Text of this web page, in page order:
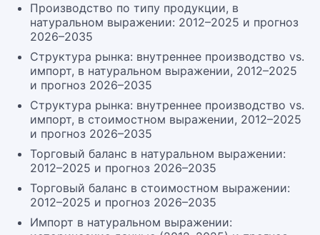
Производство по типу продукции, в
натуральном выражении: 2012–2025 и прогноз
2026–2035
Структура рынка: внутреннее производство vs.
импорт, в натуральном выражении, 2012–2025
и прогноз 2026–2035
Структура рынка: внутреннее производство vs.
импорт, в стоимостном выражении, 2012–2025
и прогноз 2026–2035
Торговый баланс в натуральном выражении:
2012–2025 и прогноз 2026–2035
Торговый баланс в стоимостном выражении:
2012–2025 и прогноз 2026–2035
Импорт в натуральном выражении: